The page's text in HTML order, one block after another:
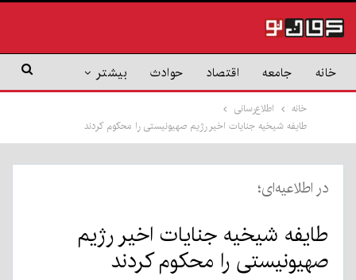
خانه جامعه اقتصاد حوادث بیشتر
خانه
اطلاع‌رسانی
طایفه شیخیه جنایات اخیر رژیم صهیونیستی را محکوم کردند
در اطلاعیه‌ای؛
طایفه شیخیه جنایات اخیر رژیم
صهیونیستی را محکوم کردند